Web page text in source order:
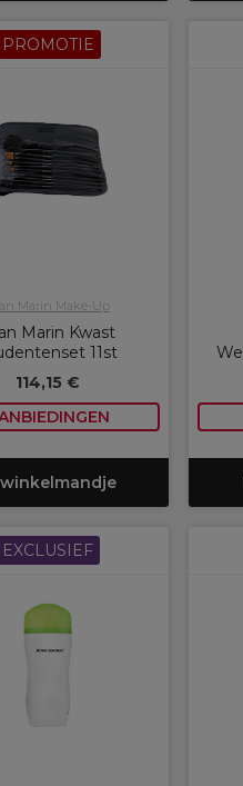
PROMOTIE
Marin Make-Up
Marin Kwast
11st
114,15 €
EXCLUSIEF